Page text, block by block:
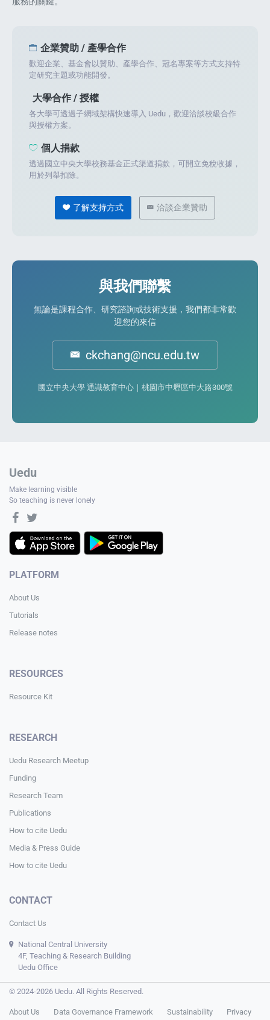
企業贊助 / 產學合作
歡迎企業、基金會以贊助、產學合作、冠名專案等方式支持特
定研究主題或功能開發。
大學合作 / 授權
各大學可透過子網域架構快速導入 Uedu，歡迎洽談校級合作
與授權方案。
個人捐款
透過國立中央大學校務基金正式渠道捐款，可開立免稅收據，
用於列舉扣除。
了解支持方式 洽談企業贊助
與我們聯繫
無論是課程合作、研究諮詢或技術支援，我們都非常歡
迎您的來信
ckchang@ncu.edu.tw
國立中央大學 通識教育中心｜桃園市中壢區中大路300號
Uedu
Make learning visible
So teaching is never lonely
PLATFORM
About Us
Tutorials
Release notes
RESOURCES
Resource Kit
RESEARCH
Uedu Research Meetup
Funding
Research Team
Publications
How to cite Uedu
Media & Press Guide
How to cite Uedu
CONTACT
Contact Us
National Central University
4F, Teaching & Research Building
Uedu Office
© 2024-2026 Uedu. All Rights Reserved.
About Us Data Governance Framework Sustainability
Privacy